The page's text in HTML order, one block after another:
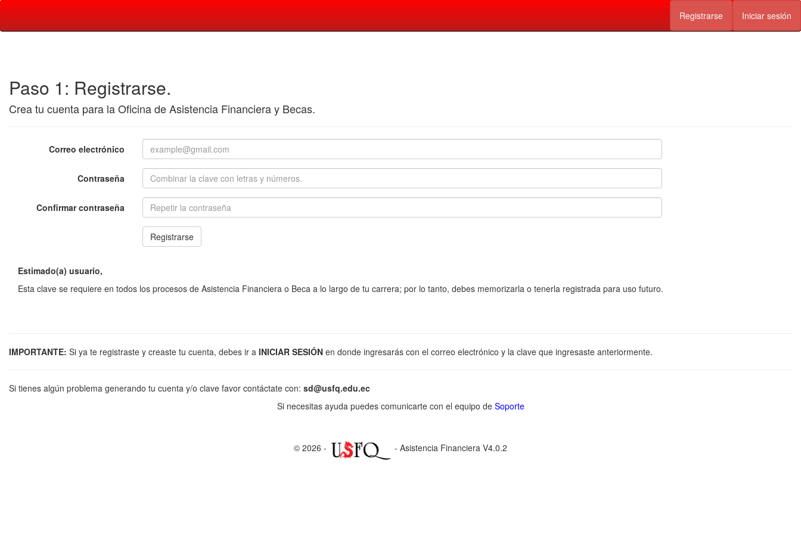
Registrarse Iniciar sesión
Paso 1: Registrarse.
Crea tu cuenta para la Oficina de Asistencia Financiera y Becas.
Correo electrónico
Contraseña
Confirmar contraseña
Estimado(a) usuario,
Esta clave se requiere en todos los procesos de Asistencia Financiera o Beca a lo largo de tu carrera; por lo tanto, debes memorizarla o tenerla registrada para uso futuro.
IMPORTANTE: Si ya te registraste y creaste tu cuenta, debes ir a INICIAR SESIÓN en donde ingresarás con el correo electrónico y la clave que ingresaste anteriormente.
Si tienes algún problema generando tu cuenta y/o clave favor contáctate con: sd@usfq.edu.ec
Si necesitas ayuda puedes comunicarte con el equipo de Soporte
© 2026 - - Asistencia Financiera V4.0.2